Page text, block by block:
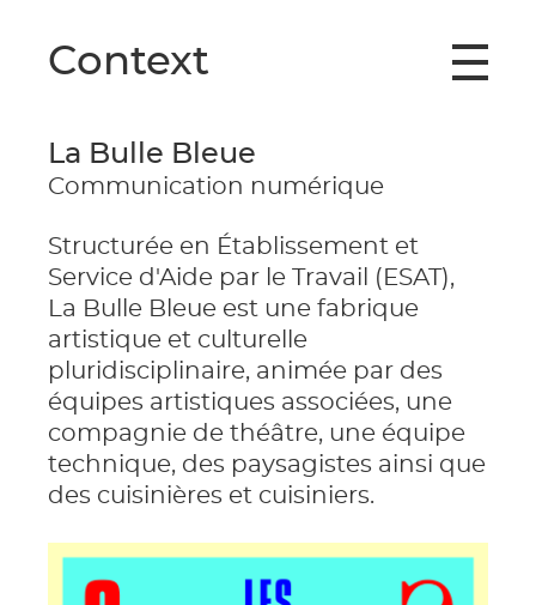
Context
La Bulle Bleue
Communication numérique
Structurée en Établissement et
Service d'Aide par le Travail (ESAT),
La Bulle Bleue est une fabrique
artistique et culturelle
pluridisciplinaire, animée par des
équipes artistiques associées, une
compagnie de théâtre, une équipe
technique, des paysagistes ainsi que
des cuisinières et cuisiniers.